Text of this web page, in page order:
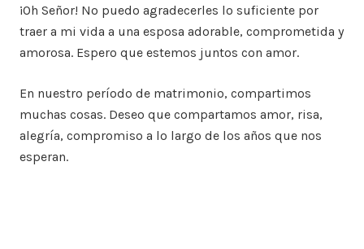
¡Oh Señor! No puedo agradecerles lo suficiente por
traer a mi vida a una esposa adorable, comprometida y
amorosa. Espero que estemos juntos con amor.
En nuestro período de matrimonio, compartimos
muchas cosas. Deseo que compartamos amor, risa,
alegría, compromiso a lo largo de los años que nos
esperan.